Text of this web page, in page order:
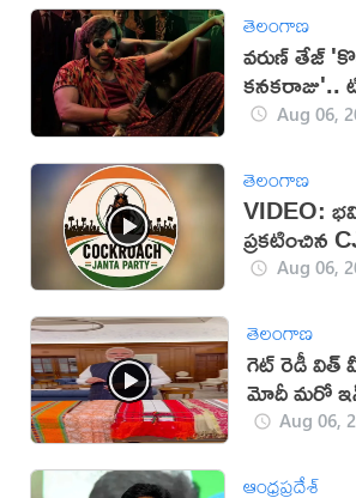
తెలంగాణ
వరుణ్ తేజ్
కనకరాజు'..
Aug 06,
తెలంగాణ
VIDEO:
ప్రకటించిన
Aug 06,
తెలంగాణ
గెట్ రెడీ విత్
మోదీ మరో
Aug 06,
ఆంధ్రప్రదేశ్